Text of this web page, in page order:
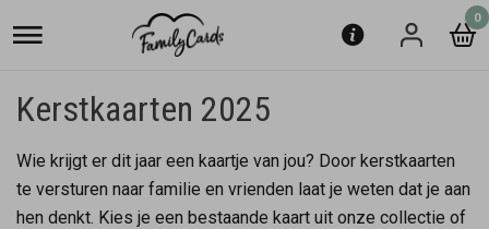
0
Kerstkaarten 2025
Wie krijgt er dit jaar een kaartje van jou? Door kerstkaarten
te versturen naar familie en vrienden laat je weten dat je aan
hen denkt. Kies je een bestaande kaart uit onze collectie of